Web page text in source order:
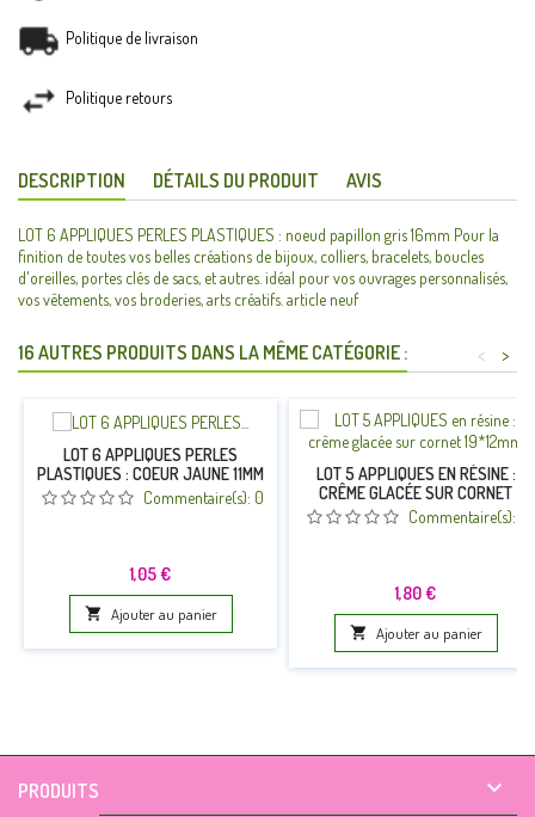
Politique de livraison
Politique retours
DESCRIPTION DÉTAILS DU PRODUIT AVIS
LOT 6 APPLIQUES PERLES PLASTIQUES : noeud papillon gris 16mm Pour la
finition de toutes vos belles créations de bijoux, colliers, bracelets, boucles
d'oreilles, portes clés de sacs, et autres. idéal pour vos ouvrages personnalisés,
vos vêtements, vos broderies, arts créatifs. article neuf
16 AUTRES PRODUITS DANS LA MÊME CATÉGORIE : >
<
LOT 6 APPLIQUES PERLES
PLASTIQUES : COEUR JAUNE 11MM
Commentaire(s): 0
Prix
1,05 €
 Ajouter au panier
LOT 5 APPLIQUES EN RÉSINE :
CRÊME GLACÉE SUR CORNET
19*12MM
Commentaire(s):
Prix
1,80 €
 Ajouter au panier
PRODUITS 